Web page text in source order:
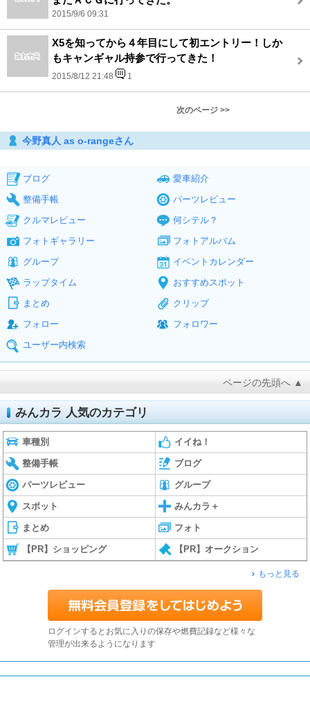
2015/9/6 09:31
X5を知ってから４年目にして初エントリー！しか
もキャンギャル持参で行ってきた！
2015/8/12 21:48 1
次のページ >>
今野真人 as o-rangeさん
ブログ
愛車紹介
整備手帳
パーツレビュー
クルマレビュー
何シテル？
フォトギャラリー
フォトアルバム
グループ
イベントカレンダー
ラップタイム
おすすめスポット
まとめ
クリップ
フォロー
フォロワー
ユーザー内検索
ページの先頭へ ▲
みんカラ 人気のカテゴリ
車種別 イイね！
整備手帳 ブログ
パーツレビュー グループ
スポット みんカラ＋
まとめ フォト
【PR】ショッピング 【PR】オークション
もっと見る
ログインするとお気に入りの保存や燃費記録など様々な
管理が出来るようになります